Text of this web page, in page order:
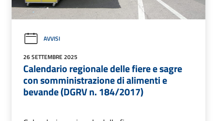
AVVISI
26 SETTEMBRE 2025
Calendario regionale delle fiere e sagre
con somministrazione di alimenti e
bevande (DGRV n. 184/2017)